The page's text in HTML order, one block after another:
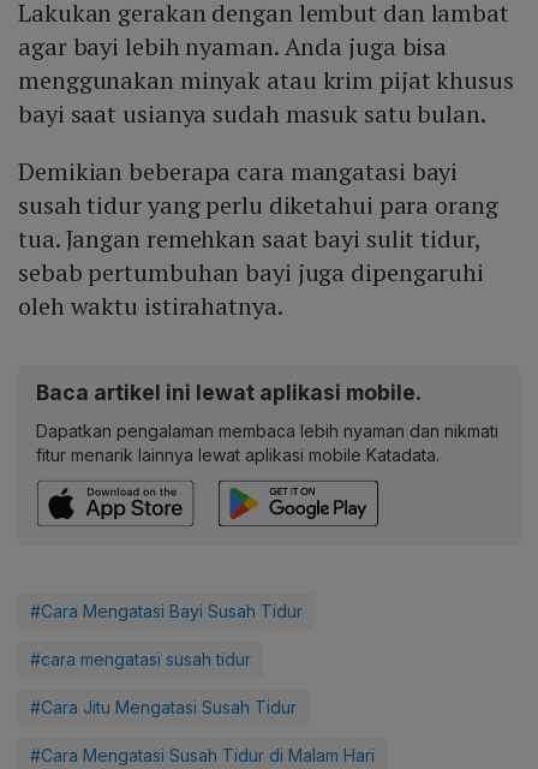
Lakukan gerakan dengan lembut dan lambat
agar bayi lebih nyaman. Anda juga bisa
menggunakan minyak atau krim pijat khusus
bayi saat usianya sudah masuk satu bulan.
Demikian beberapa cara mangatasi bayi
susah tidur yang perlu diketahui para orang
tua. Jangan remehkan saat bayi sulit tidur,
sebab pertumbuhan bayi juga dipengaruhi
oleh waktu istirahatnya.
Baca artikel ini lewat aplikasi mobile.
Dapatkan pengalaman membaca lebih nyaman dan nikmati
fitur menarik lainnya lewat aplikasi mobile Katadata.
#Cara Mengatasi Bayi Susah Tidur
#cara mengatasi susah tidur
#Cara Jitu Mengatasi Susah Tidur
#Cara Mengatasi Susah Tidur di Malam Hari